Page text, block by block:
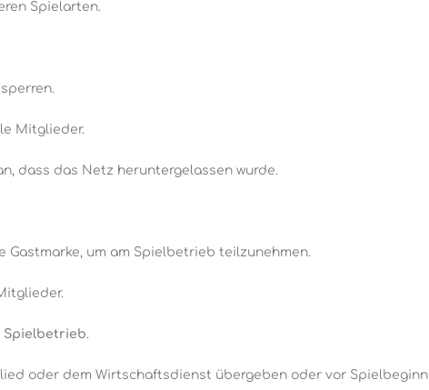
Spielarten.
Mitglieder.
dass das Netz heruntergelassen wurde.
um am Spielbetrieb teilzunehmen.
Spielbetrieb.
oder dem Wirtschaftsdienst übergeben oder vor Spielbeginn